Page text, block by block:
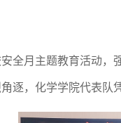
安全月主题教育活动，
逐，化学学院代表队